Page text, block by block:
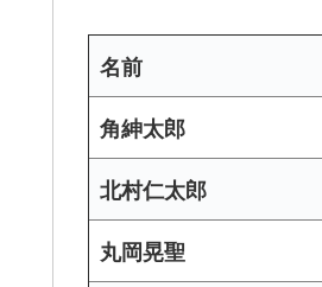
名前
角紳太郎
北村仁太郎
丸岡晃聖